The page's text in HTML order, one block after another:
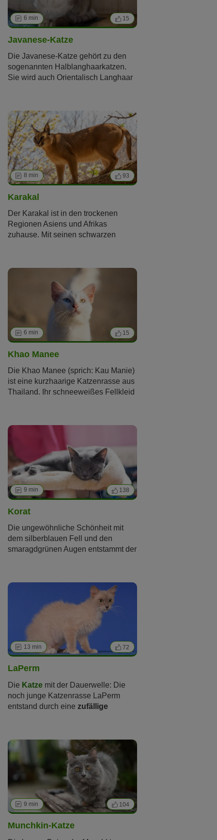
Schnurrhaare zu Problemen führen
kann.6 min 15
Javanese-Katze
Die Javanese-Katze gehört zu den
sogenannten Halblanghaarkatzen.
Sie wird auch Orientalisch Langhaar
schlanker Körper, ein keilförmiger
Kopf mit großen Ohren und ein
seidiges Fell. Javanesen sind
ausgesprochene Schmusekatzen
und sehr verspielt.
8 min 93
Karakal
Der Karakal ist in den trockenen
Regionen Asiens und Afrikas
zuhause. Mit seinen schwarzen
genannt. Manche Menschen halten
einen Karakal als exotisches
Haustier. Doch Karakale sind
Wildtiere und gehören nicht in private
6 min 15
Khao Manee
Die Khao Manee (sprich: Kau Manie)
ist eine kurzhaarige Katzenrasse aus
Thailand. Ihr schneeweißes Fellkleid
„Weißes Juwel“ übersetzen lässt.
Außerhalb ihrer Heimat ist diese
Rasse jedoch sehr selten.
9 min 138
Korat
Die ungewöhnliche Schönheit mit
dem silberblauen Fell und den
smaragdgrünen Augen entstammt der
bereits in der Literatur dieser
Zeitspanne beschrieben wurden.
Katzen wird ja im Allgemeinen
nachgesagt, dass sie
Glückund
positive Energie ins Haus bringen.
13 min 72
LaPerm
Die Katze mit der Dauerwelle: Die
noch junge Katzenrasse LaPerm
entstand durch eine zufällige
Lockenfellaus. Doch nicht nur ihre
weichen Locken, sondern auch ihr
menschenbezogener und
anhänglicher Charakter machen sie
zur perfekten Schmusekatze.
9 min 104
Munchkin-Katze